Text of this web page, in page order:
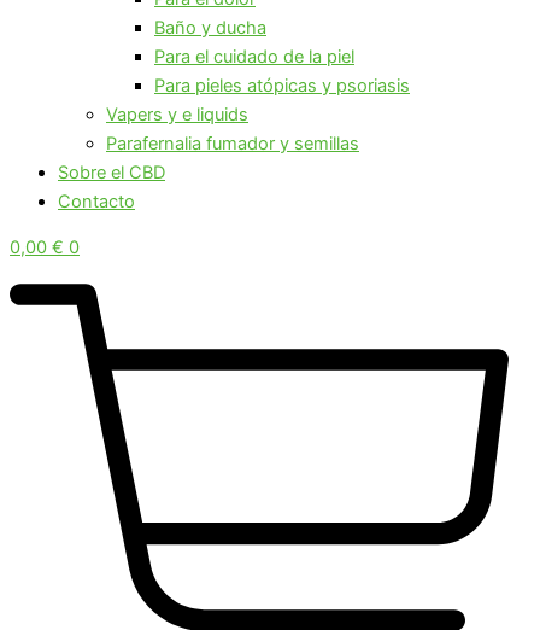
Baño y ducha
Para el cuidado de la piel
Para pieles atópicas y psoriasis
Vapers y e liquids
Parafernalia fumador y semillas
Sobre el CBD
Contacto
0,00 € 0